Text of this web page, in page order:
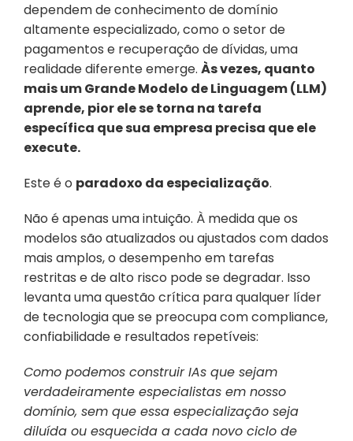
dependem de conhecimento de domínio
altamente especializado, como o setor de
pagamentos e recuperação de dívidas, uma
realidade diferente emerge. Às vezes, quanto
mais um Grande Modelo de Linguagem (LLM)
aprende, pior ele se torna na tarefa
específica que sua empresa precisa que ele
execute.
Este é o paradoxo da especialização.
Não é apenas uma intuição. À medida que os
modelos são atualizados ou ajustados com dados
mais amplos, o desempenho em tarefas
restritas e de alto risco pode se degradar. Isso
levanta uma questão crítica para qualquer líder
de tecnologia que se preocupa com compliance,
confiabilidade e resultados repetíveis:
Como podemos construir IAs que sejam
verdadeiramente especialistas em nosso
domínio, sem que essa especialização seja
diluída ou esquecida a cada novo ciclo de